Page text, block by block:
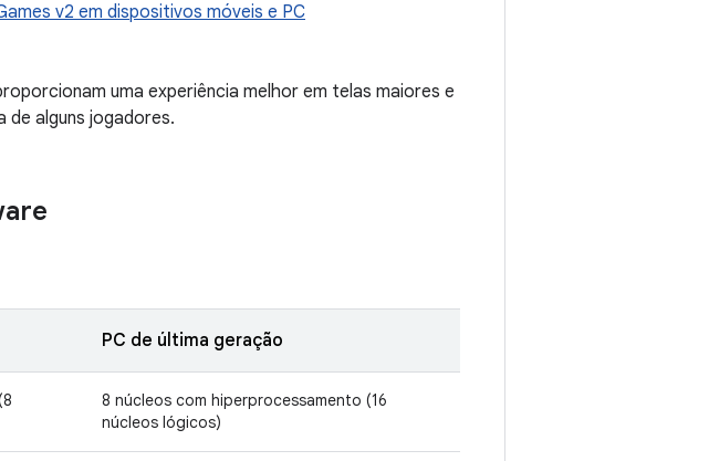
v2 em dispositivos móveis e PC
uma experiência melhor em telas maiores e
alguns jogadores.
PC de última geração
8 núcleos com hiperprocessamento (16
núcleos lógicos)